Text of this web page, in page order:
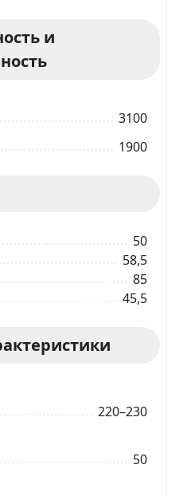
и
3100
1900
50
58,5
85
45,5
220–230
50